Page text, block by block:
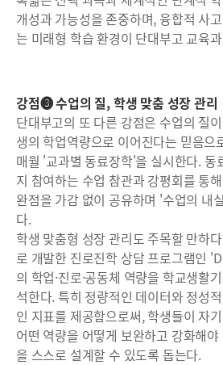
개성과 가능성을 존중하며, 융합적 사
는 미래형 학습 환경이 단대부고 교육
강점❸ 수업의 질, 학생 맞춤 성장 관리
단대부고의 또 다른 강점은 수업의 질
생의 학업역량으로 이어진다는 믿음으
매월 '교과별 동료장학'을 실시한다. 동
지 참여하는 수업 참관과 강평회를 통
완점을 가감 없이 공유하며 '수업의 내
다.
학생 맞춤형 성장 관리도 주목할 만하
로 개발한 진로진학 상담 프로그램인
의 학업·진로·공동체 역량을 학교생활
석한다. 특히 정량적인 데이터와 정성
인 지표를 제공함으로써, 학생들이 자
어떤 역량을 어떻게 보완하고 강화해
을 스스로 설계할 수 있도록 돕는다.